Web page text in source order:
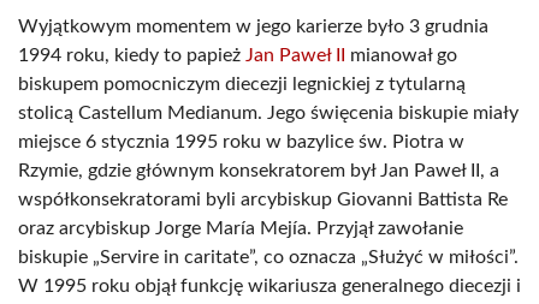
Wyjątkowym momentem w jego karierze było 3 grudnia
1994 roku, kiedy to papież Jan Paweł II
mianował go
biskupem pomocniczym diecezji legnickiej z tytularną
stolicą Castellum Medianum. Jego święcenia biskupie miały
miejsce 6 stycznia 1995 roku w bazylice św. Piotra w
Rzymie, gdzie głównym konsekratorem był Jan Paweł II, a
współkonsekratorami byli arcybiskup Giovanni Battista Re
oraz arcybiskup Jorge María Mejía. Przyjął zawołanie
biskupie „Servire in caritate”, co oznacza „Służyć w miłości”.
W 1995 roku objął funkcję wikariusza generalnego diecezji i